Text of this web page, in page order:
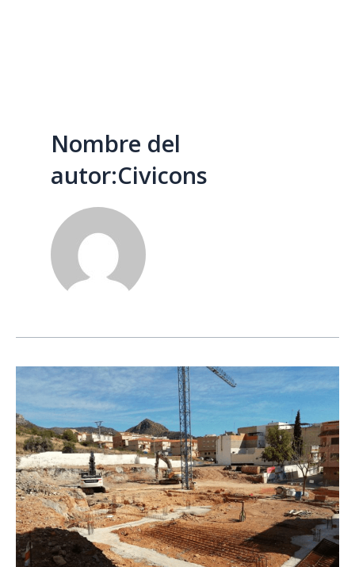
Nombre del
autor:Civicons